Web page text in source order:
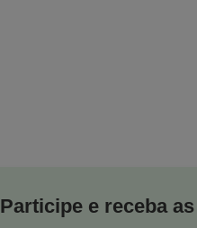
Participe e receba